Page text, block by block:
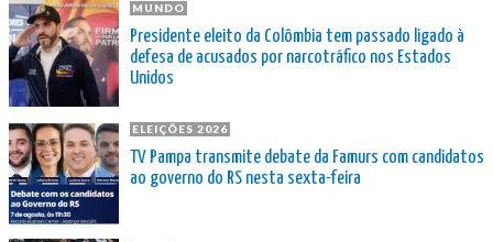
MUNDO
Presidente eleito da Colômbia tem passado ligado à
defesa de acusados por narcotráfico nos Estados
Unidos
ELEIÇÕES 2026
TV Pampa transmite debate da Famurs com candidatos
ao governo do RS nesta sexta-feira